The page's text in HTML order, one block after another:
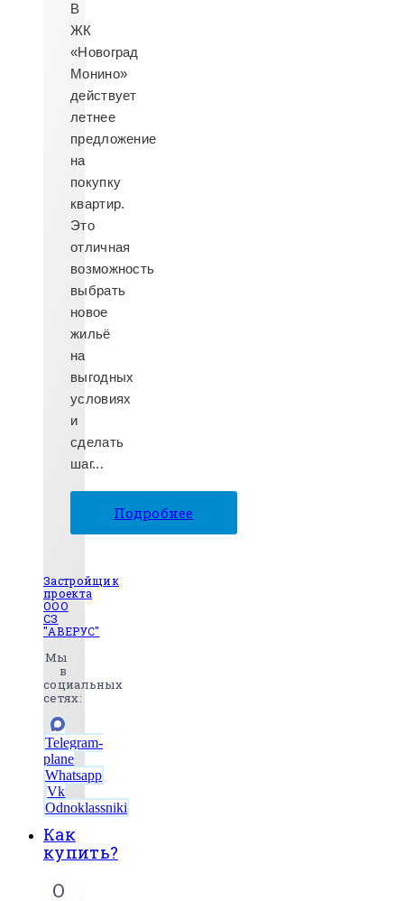
В
ЖК
«Новоград
Монино»
действует
летнее
предложение
на
покупку
квартир.
Это
отличная
возможность
выбрать
новое
жильё
на
выгодных
условиях
и
сделать
шаг...
Подробнее
Застройщик
проекта
ООО
СЗ
"АВЕРУС"
Мы
в
социальных
сетях:
Telegram-
plane
Whatsapp
Vk
Odnoklassniki
Как
купить?
О